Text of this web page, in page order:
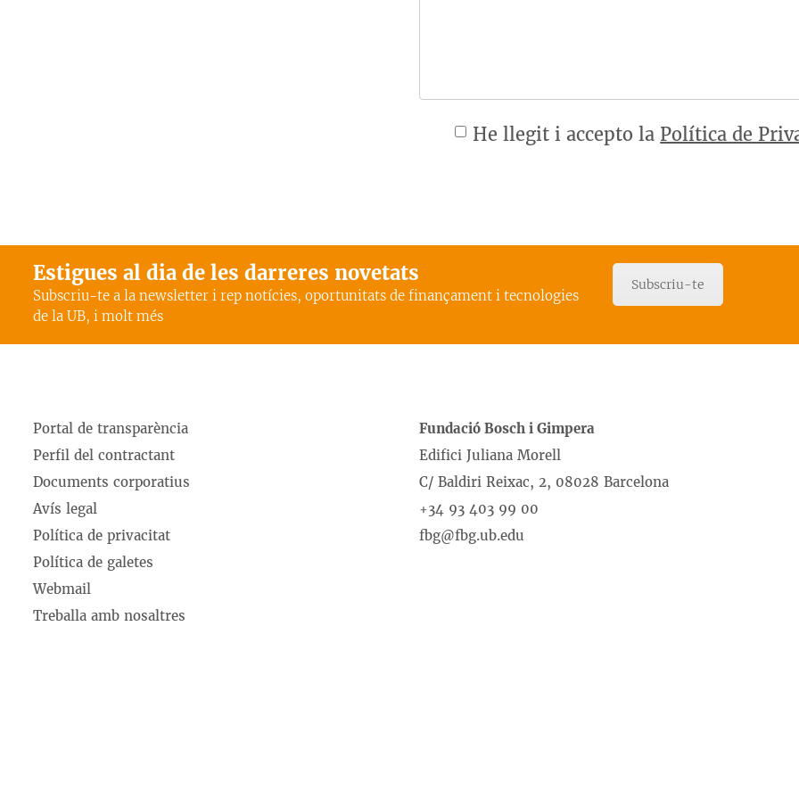
He llegit i accepto la Política de
Estigues al dia de les darreres novetats
Subscriu-te a la newsletter i rep notícies, oportunitats de finançament i tecnologies
de la UB, i molt més
Subscriu-te
Portal de transparència
Perfil del contractant
Documents corporatius
Avís legal
Política de privacitat
Política de galetes
Webmail
Treballa amb nosaltres
Fundació Bosch i Gimpera
Edifici Juliana Morell
C/ Baldiri Reixac, 2, 08028 Barcelona
+34 93 403 99 00
fbg@fbg.ub.edu